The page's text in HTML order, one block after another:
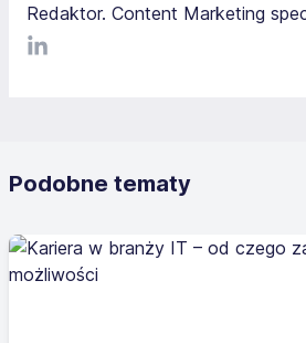
Redaktor. Content Marketing
LinkediIn
Podobne tematy